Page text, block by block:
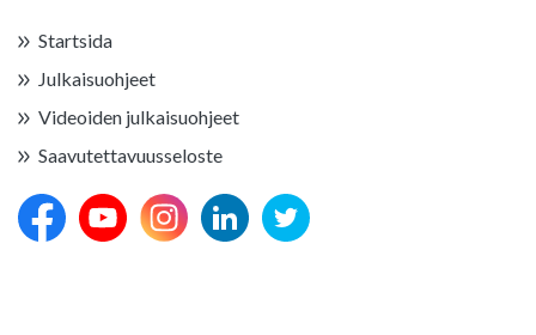
Startsida
Julkaisuohjeet
Videoiden julkaisuohjeet
Saavutettavuusseloste